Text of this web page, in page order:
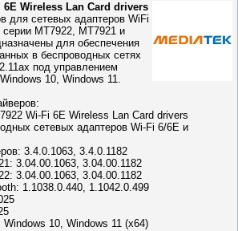
6E Wireless Lan Card drivers
для сетевых адаптеров WiFi
MT7922, MT7921 и
для обеспечения
в беспроводных сетях
под управлением
10, Windows 11.
Wi-Fi 6E Wireless Lan Card drivers
сетевых адаптеров Wi-Fi 6/6E и
3.4.0.1063, 3.4.0.1182
3.04.00.1063, 3.04.00.1182
3.04.00.1063, 3.04.00.1182
1.1038.0.440, 1.1042.0.499
10, Windows 11 (x64)